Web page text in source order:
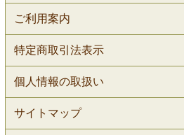
ご利用案内
特定商取引法表示
個人情報の取扱い
サイトマップ